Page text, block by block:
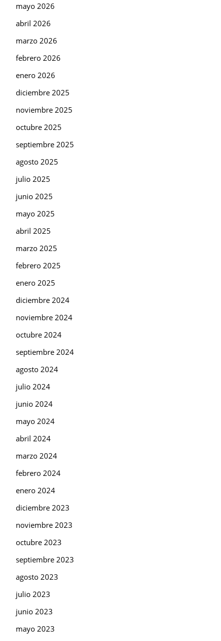
mayo 2026
abril 2026
marzo 2026
febrero 2026
enero 2026
diciembre 2025
noviembre 2025
octubre 2025
septiembre 2025
agosto 2025
julio 2025
junio 2025
mayo 2025
abril 2025
marzo 2025
febrero 2025
enero 2025
diciembre 2024
noviembre 2024
octubre 2024
septiembre 2024
agosto 2024
julio 2024
junio 2024
mayo 2024
abril 2024
marzo 2024
febrero 2024
enero 2024
diciembre 2023
noviembre 2023
octubre 2023
septiembre 2023
agosto 2023
julio 2023
junio 2023
mayo 2023